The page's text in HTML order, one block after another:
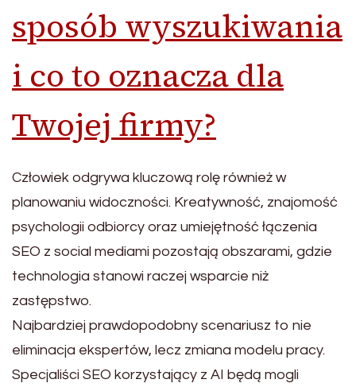
sposób wyszukiwania
i co to oznacza dla
Twojej firmy?
Człowiek odgrywa kluczową rolę również w
planowaniu widoczności. Kreatywność, znajomość
psychologii odbiorcy oraz umiejętność łączenia
SEO z social mediami pozostają obszarami, gdzie
technologia stanowi raczej wsparcie niż
zastępstwo.
Najbardziej prawdopodobny scenariusz to nie
eliminacja ekspertów, lecz zmiana modelu pracy.
Specjaliści SEO korzystający z AI będą mogli